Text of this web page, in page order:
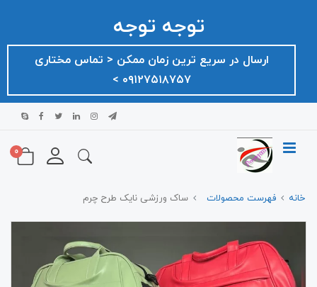
توجه توجه
ارسال در سریع ترین زمان ممکن ‌< تماس مختاری
۰۹۱۲۷۵۱۸۷۵۷ >
0
خانه فهرست محصولات ساک ورزشی نایک طرح چرم